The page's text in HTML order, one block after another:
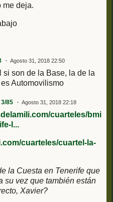
me deja.
Agosto 31, 2018 22:50
si son de la Base, la de la
Automovilismo
85 Agosto 31, 2018 22:18
cuarteles/bmi
l...
cuarteles/cuartel-la-
la Cuesta en Tenerife que
su vez que también están
Xavier?